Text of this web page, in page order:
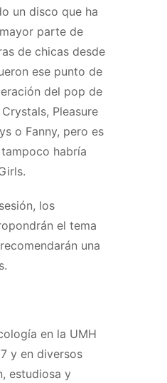
un disco que ha
parte de
de chicas desde
ese punto de
del pop de
Pleasure
o Fanny, pero es
tampoco habría
los
el tema
una
en la UMH
y en diversos
estudiosa y